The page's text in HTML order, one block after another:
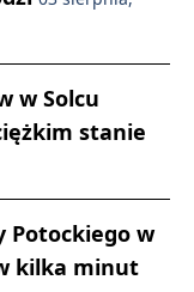
w Solcu
stanie
Potockiego w
kilka minut